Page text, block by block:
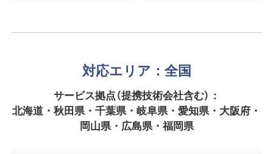
対応エリア：全国
サービス拠点（提携技術会社含む）：
北海道・秋田県・千葉県・岐阜県・愛知県・大阪府・
岡山県・広島県・福岡県